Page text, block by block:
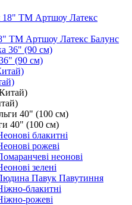
ТМ Артшоу Латекс Балунс
(90 см)
40" (100 см)
блакитні
рожеві
неонові
зелені
Павук Павутиння
блакитні
рожеві